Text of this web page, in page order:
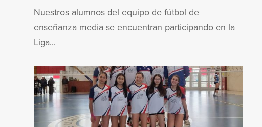
Nuestros alumnos del equipo de fútbol de
enseñanza media se encuentran participando en la
Liga...